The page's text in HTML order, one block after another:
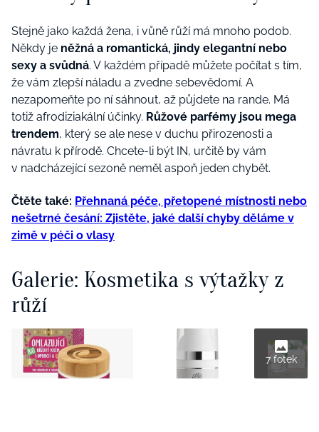
Stejně jako každá žena, i vůně růží má mnoho podob.
Někdy je něžná a romantická, jindy elegantní nebo
sexy a svůdná. V každém případě můžete počítat s tím,
že vám zlepší náladu a zvedne sebevědomí. A
nezapomeňte po ní sáhnout, až půjdete na rande. Má
totiž afrodiziakální účinky. Růžové parfémy jsou mega
trendem, který se ale nese v duchu přirozenosti a
návratu k přírodě. Chcete-li být IN, určitě by vám
v nadcházející sezoně neměl aspoň jeden chybět.
Čtěte také: Přehnaná péče, přetopené místnosti nebo
nešetrné česání: Zjistěte, jaké další chyby děláme v
zimě v péči o vlasy
Galerie: Kosmetika s výtažky z
růží
7 fotek